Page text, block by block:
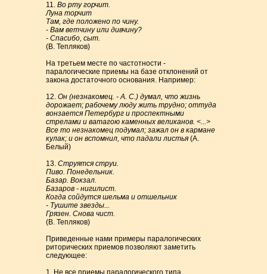
11.Во рту горчит.
Луна торчит
Там, где положено по чину.
- Вам ветчину или дивчину?
- Спасибо, сыт.
(В. Тепляков)
На третьем месте по частотности -
паралогические приемы на базе отклонений от
закона достаточного основания. Например:
12.Он (незнакомец. - А. С.) думал, что жизнь
дорожает; рабочему люду жить трудно; оттуда
вонзается Петербург и проспектными
стрелами и ватагою каменных великанов. <...>
Все то незнакомец подумал; зажал он в кармане
кулак; и он вспомнил, что падали листья (А.
Белый)
13.Струятся струи.
Пиво. Понедельник.
Базар. Вокзал.
Базаров - нигилист.
Когда сойдутся шельма и отшельник
- Тушите звезды...
Грязен. Снова чист.
(В. Тепляков)
Приведенные нами примеры паралогических
риторических приемов позволяют заметить
следующее:
1. Не все приемы паралогического типа